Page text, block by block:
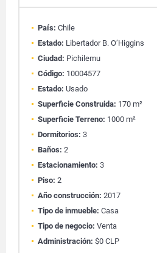
País: Chile
Estado: Libertador B. O’Higgins
Ciudad: Pichilemu
Código: 10004577
Estado: Usado
Superficie Construida: 170 m²
Superficie Terreno: 1000 m²
Dormitorios: 3
Baños: 2
Estacionamiento: 3
Piso: 2
Año construcción: 2017
Tipo de inmueble: Casa
Tipo de negocio: Venta
Administración: $0 CLP